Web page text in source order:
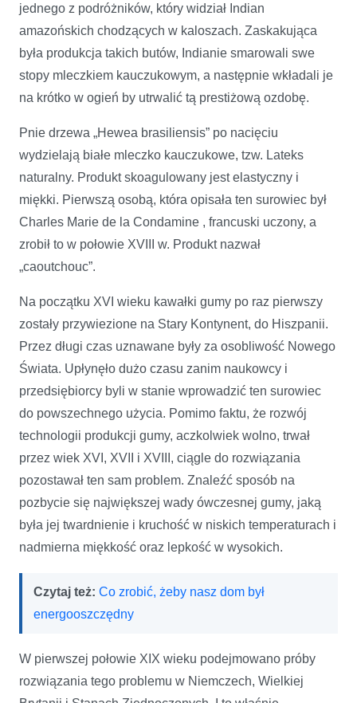
jednego z podróżników, który widział Indian
amazońskich chodzących w kaloszach. Zaskakująca
była produkcja takich butów, Indianie smarowali swe
stopy mleczkiem kauczukowym, a następnie wkładali je
na krótko w ogień by utrwalić tą prestiżową ozdobę.
Pnie drzewa „Hewea brasiliensis” po nacięciu
wydzielają białe mleczko kauczukowe, tzw. Lateks
naturalny. Produkt skoagulowany jest elastyczny i
miękki. Pierwszą osobą, która opisała ten surowiec był
Charles Marie de la Condamine , francuski uczony, a
zrobił to w połowie XVIII w. Produkt nazwał
„caoutchouc”.
Na początku XVI wieku kawałki gumy po raz pierwszy
zostały przywiezione na Stary Kontynent, do Hiszpanii.
Przez długi czas uznawane były za osobliwość Nowego
Świata. Upłynęło dużo czasu zanim naukowcy i
przedsiębiorcy byli w stanie wprowadzić ten surowiec
do powszechnego użycia. Pomimo faktu, że rozwój
technologii produkcji gumy, aczkolwiek wolno, trwał
przez wiek XVI, XVII i XVIII, ciągle do rozwiązania
pozostawał ten sam problem. Znaleźć sposób na
pozbycie się największej wady ówczesnej gumy, jaką
była jej twardnienie i kruchość w niskich temperaturach i
nadmierna miękkość oraz lepkość w wysokich.
Czytaj też: Co zrobić, żeby nasz dom był
energooszczędny
W pierwszej połowie XIX wieku podejmowano próby
rozwiązania tego problemu w Niemczech, Wielkiej